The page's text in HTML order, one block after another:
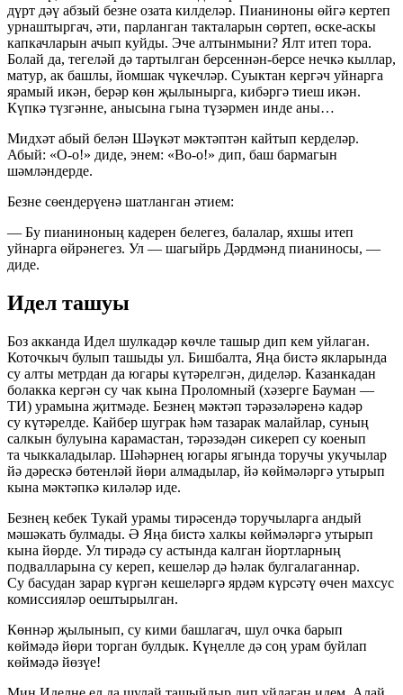
дүрт дәү абзый безне озата килделәр. Пианиноны өйгә кертеп
урнаштыргач, әти, парланган такталарын сөртеп, өске-аскы
капкачларын ачып куйды. Эче алтынмыни? Ялт итеп тора.
Болай да, тегеләй дә тартылган берсеннән-берсе нечкә кыллар,
матур, ак башлы, йомшак чүкечләр. Суыктан кергәч уйнарга
ярамый икән, берәр көн җылынырга, кибәргә тиеш икән.
Күпкә түзгәнне, анысына гына түзәрмен инде аны…
Мидхәт абый белән Шәүкәт мәктәптән кайтып керделәр.
Абый: «О-о!» диде, энем: «Во-о!» дип, баш бармагын
шәмләндерде.
Безне сөендерүенә шатланган әтием:
— Бу пианиноның кадерен белегез, балалар, яхшы итеп
уйнарга өйрәнегез. Ул — шагыйрь Дәрдмәнд пианиносы, —
диде.
Идел ташуы
Боз акканда Идел шулкадәр көчле ташыр дип кем уйлаган.
Коточкыч булып ташыды ул. Бишбалта, Яңа бистә якларында
су алты метрдан да югары күтәрелгән, диделәр. Казанкадан
болакка кергән су чак кына Проломный (хәзерге Бауман —
ТИ) урамына җитмәде. Безнең мәктәп тәрәзәләренә кадәр
су күтәрелде. Кайбер шуграк һәм тазарак малайлар, суның
салкын булуына карамастан, тәрәзәдән сикереп су коенып
та чыккаладылар. Шәһәрнең югары ягында торучы укучылар
йә дәрескә бөтенләй йөри алмадылар, йә көймәләргә утырып
кына мәктәпкә киләләр иде.
Безнең кебек Тукай урамы тирәсендә торучыларга андый
мәшәкать булмады. Ә Яңа бистә халкы көймәләргә утырып
кына йөрде. Ул тирәдә су астында калган йортларның
подвалларына су кереп, кешеләр дә һәлак булгалаганнар.
Су басудан зарар күргән кешеләргә ярдәм күрсәтү өчен махсус
комиссияләр оештырылган.
Көннәр җылынып, су кими башлагач, шул очка барып
көймәдә йөри торган булдык. Күңелле дә соң урам буйлап
көймәдә йөзүе!